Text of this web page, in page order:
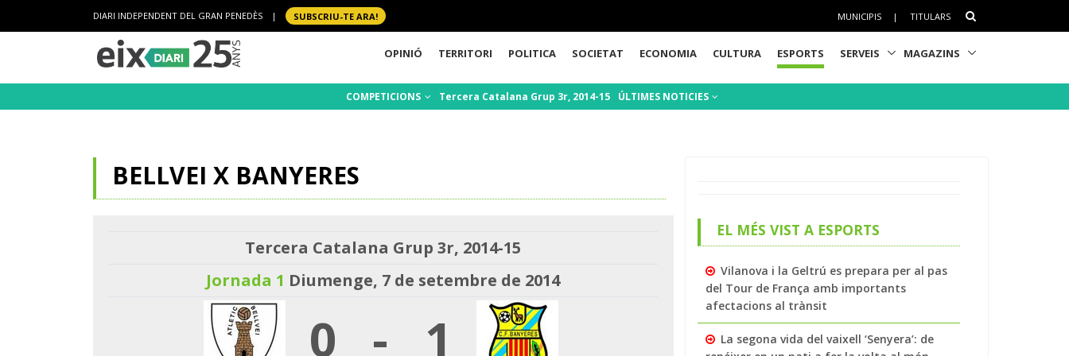
DIARI INDEPENDENT DEL GRAN PENEDÈS | SUBSCRIU-TE ARA! MUNICIPIS | TITULARS
OPINIÓ TERRITORI POLITICA SOCIETAT ECONOMIA CULTURA ESPORTS SERVEIS MAGAZINS
COMPETICIONS Tercera Catalana Grup 3r, 2014-15 ÚLTIMES NOTICIES
BELLVEI X BANYERES
Tercera Catalana Grup 3r, 2014-15
Jornada 1 Diumenge, 7 de setembre de 2014
0 - 1
EL MÉS VIST A ESPORTS
Vilanova i la Geltrú es prepara per al pas
del Tour de França amb importants
afectacions al trànsit
La segona vida del vaixell ‘Senyera’: de